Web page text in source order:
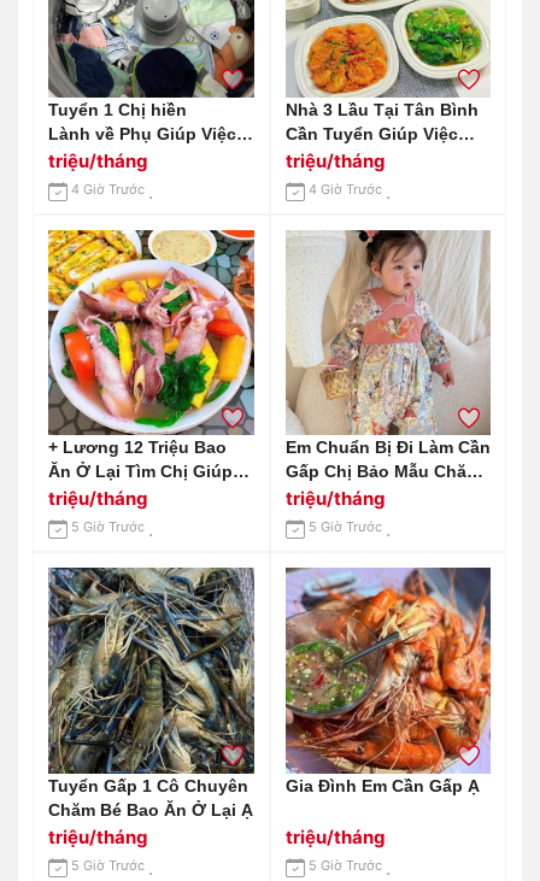
Tuyển 1 Chị hiền
Lành về Phụ Giúp Việc
Nhà Với Mức Lương Từ
10 Triệu Trở Lên!
triệu/tháng
4 Giờ Trước
Nhà 3 Lầu Tại Tân Bình
Cần Tuyển Giúp Việc
Nhà - Lương Cao
triệu/tháng
4 Giờ Trước
+ Lương 12 Triệu Bao
Ăn Ở Lại Tìm Chị Giúp
Việc Quê Miền Bắc :
0978609760 ( Có Zalo)
triệu/tháng
5 Giờ Trước
Em Chuẩn Bị Đi Làm Cần
Gấp Chị Bảo Mẫu Chăm
Sóc Bé 6 Tháng
triệu/tháng
5 Giờ Trước
Tuyển Gấp 1 Cô Chuyên
Chăm Bé Bao Ăn Ở Lại Ạ
triệu/tháng
5 Giờ Trước
Gia Đình Em Cần Gấp Ạ
triệu/tháng
5 Giờ Trước